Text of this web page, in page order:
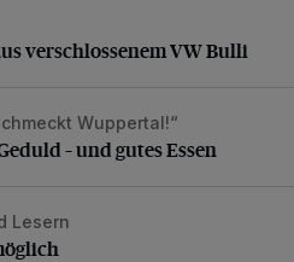
verschlossenem VW Bulli
verschlossenem VW Bulli
– und gutes Essen
Wuppertal!“
– und gutes Essen
Lesern